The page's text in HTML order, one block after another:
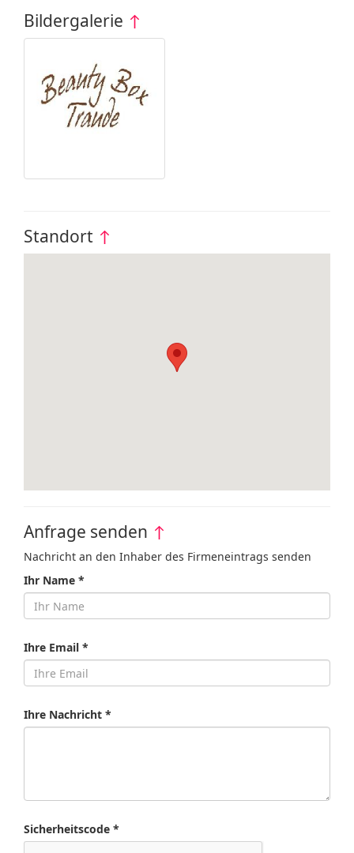
Bildergalerie ↑
Standort ↑
Anfrage senden ↑
Nachricht an den Inhaber des Firmeneintrags senden
Ihr Name *
Ihre Email *
Ihre Nachricht *
Sicherheitscode *